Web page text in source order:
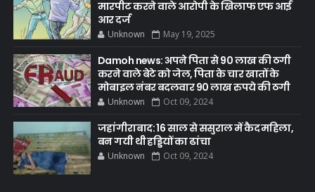
मारपीट करने वाले आरोपी के खिलाफ एफ आई
आर दर्ज
Unknown May 19, 2025
Damoh news: अपने पिता से 90 लाख की ठगी
करने वाले बेटे को जेल, पिता के चार खातों के
मोबाइल नंबर बदलवार 90 लाख रुपये की ठगी
Unknown Oct 09, 2024
जहांगीराबाद: 16 साल से ससुराल में कैद महिला,
बन गयी थी हड्डियों का ढांचा
Unknown Oct 09, 2024